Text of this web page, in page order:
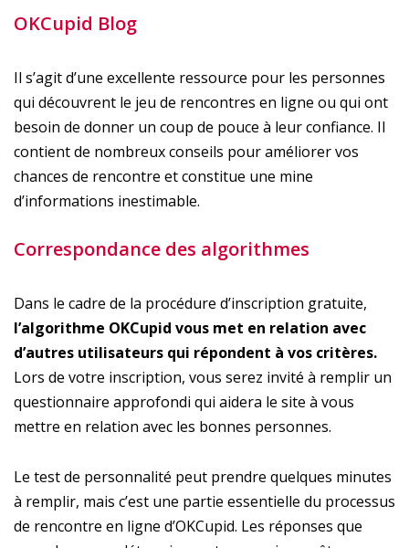
OKCupid Blog
Il s’agit d’une excellente ressource pour les personnes
qui découvrent le jeu de rencontres en ligne ou qui ont
besoin de donner un coup de pouce à leur confiance. Il
contient de nombreux conseils pour améliorer vos
chances de rencontre et constitue une mine
d’informations inestimable.
Correspondance des algorithmes
Dans le cadre de la procédure d’inscription gratuite,
l’algorithme OKCupid vous met en relation avec
d’autres utilisateurs qui répondent à vos critères.
Lors de votre inscription, vous serez invité à remplir un
questionnaire approfondi qui aidera le site à vous
mettre en relation avec les bonnes personnes.
Le test de personnalité peut prendre quelques minutes
à remplir, mais c’est une partie essentielle du processus
de rencontre en ligne d’OKCupid. Les réponses que